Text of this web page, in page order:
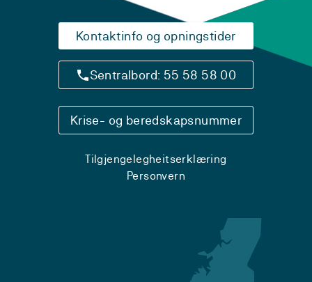
Kontaktinfo og opningstider
Sentralbord: 55 58 58 00
Krise- og beredskapsnummer
Tilgjengelegheitserklæring
Personvern